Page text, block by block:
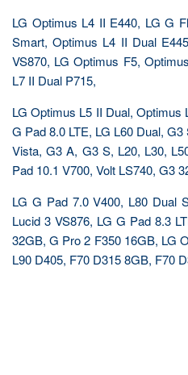
LG Optimus L4 II E440, LG G
Smart, Optimus L4 II Dual
VS870, LG Optimus F5,
L7 II Dual P715,
LG Optimus L5 II Dual, Optimus
G Pad 8.0 LTE, LG L60 Dual,
Vista, G3 A, G3 S, L20, L30,
Pad 10.1 V700, Volt LS740, G3
LG G Pad 7.0 V400, L80 Dual
Lucid 3 VS876, LG G Pad 8.3
32GB, G Pro 2 F350 16GB, LG
L90 D405, F70 D315 8GB, F70